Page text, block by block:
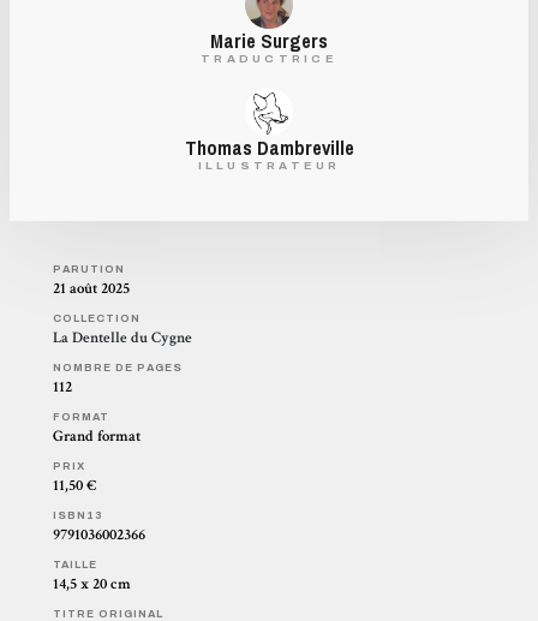
Marie Surgers
TRADUCTRICE
Thomas Dambreville
ILLUSTRATEUR
PARUTION
21 août 2025
COLLECTION
La Dentelle du Cygne
NOMBRE DE PAGES
112
FORMAT
Grand format
PRIX
11,50 €
ISBN13
9791036002366
TAILLE
14,5 x 20 cm
TITRE ORIGINAL